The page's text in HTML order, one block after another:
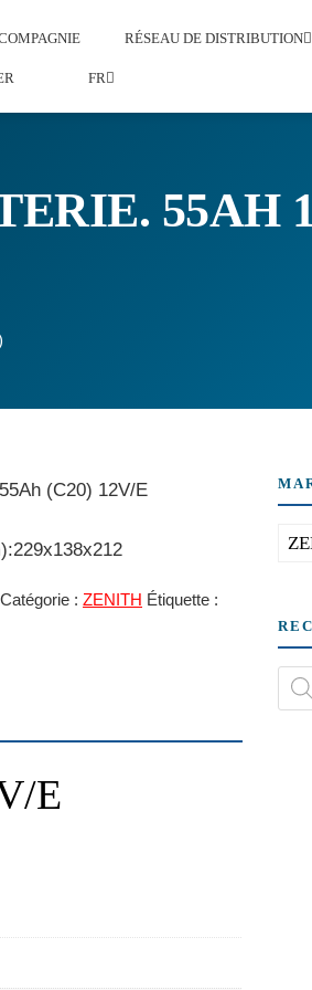
RÉSEAU DE DISTRIBUTION
FR
55AH
(C20) 12V/E
Catégorie :ZENITH Étiquette :
E